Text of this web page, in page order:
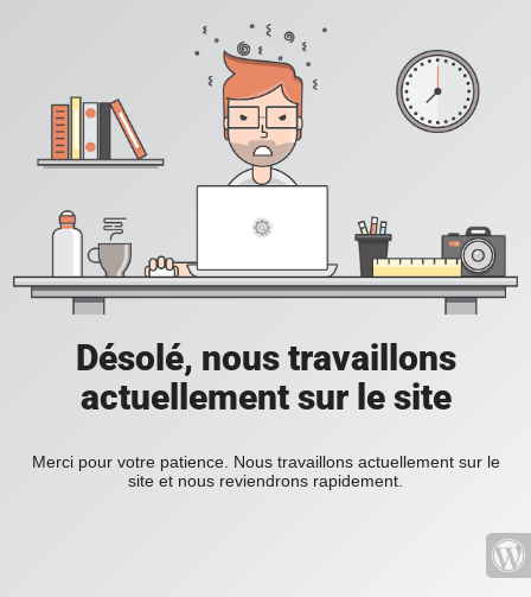
Désolé, nous travaillons
actuellement sur le site
Merci pour votre patience. Nous travaillons actuellement sur le
site et nous reviendrons rapidement.